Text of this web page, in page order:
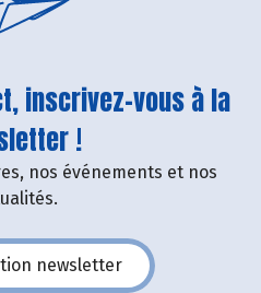
inscrivez-vous à la
!
nos événements et nos
newsletter